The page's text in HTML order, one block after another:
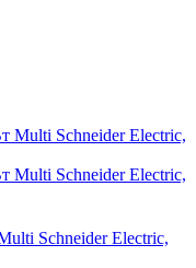
Schneider Electric,